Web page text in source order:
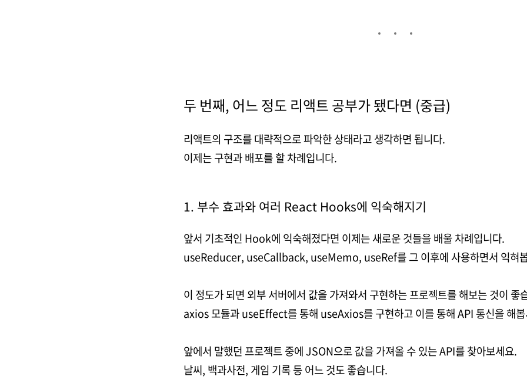
두 번째, 어느 정도 리액트 공부가 됐다면 (중급)
리액트의 구조를 대략적으로 파악한 상태라고 생각하면 됩니다.
이제는 구현과 배포를 할 차례입니다.
1. 부수 효과와 여러 React Hooks에 익숙해지기
앞서 기초적인 Hook에 익숙해졌다면 이제는 새로운 것들을 배울 차례입니다.
useReducer, useCallback, useMemo, useRef를 그 이후에 사용하면서 익혀
이 정도가 되면 외부 서버에서 값을 가져와서 구현하는 프로젝트를 해보는 것이 좋
axios 모듈과 useEffect를 통해 useAxios를 구현하고 이를 통해 API 통신을 해
앞에서 말했던 프로젝트 중에 JSON으로 값을 가져올 수 있는 API를 찾아보세요.
날씨, 백과사전, 게임 기록 등 어느 것도 좋습니다.